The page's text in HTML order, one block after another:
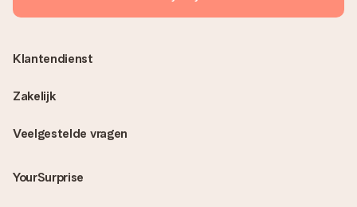
Veelgestelde vragen
YourSurprise
Klantendienst
Zakelijk